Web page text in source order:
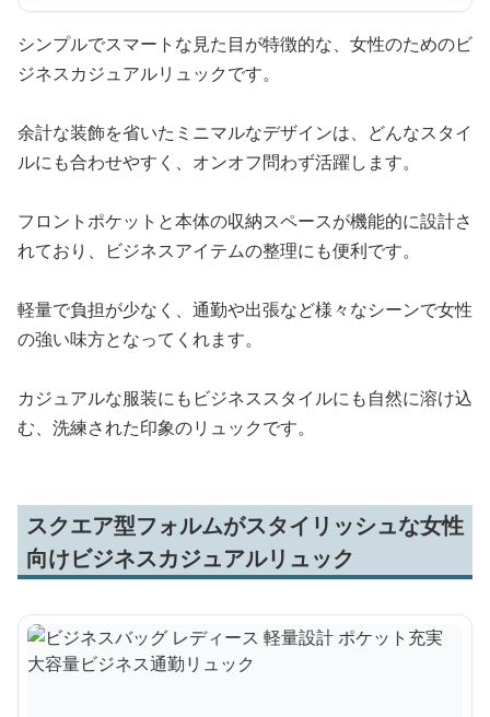
シンプルでスマートな見た目が特徴的な、女性のためのビ
ジネスカジュアルリュックです。
余計な装飾を省いたミニマルなデザインは、どんなスタイ
ルにも合わせやすく、オンオフ問わず活躍します。
フロントポケットと本体の収納スペースが機能的に設計さ
れており、ビジネスアイテムの整理にも便利です。
軽量で負担が少なく、通勤や出張など様々なシーンで女性
の強い味方となってくれます。
カジュアルな服装にもビジネススタイルにも自然に溶け込
む、洗練された印象のリュックです。
スクエア型フォルムがスタイリッシュな女性
向けビジネスカジュアルリュック